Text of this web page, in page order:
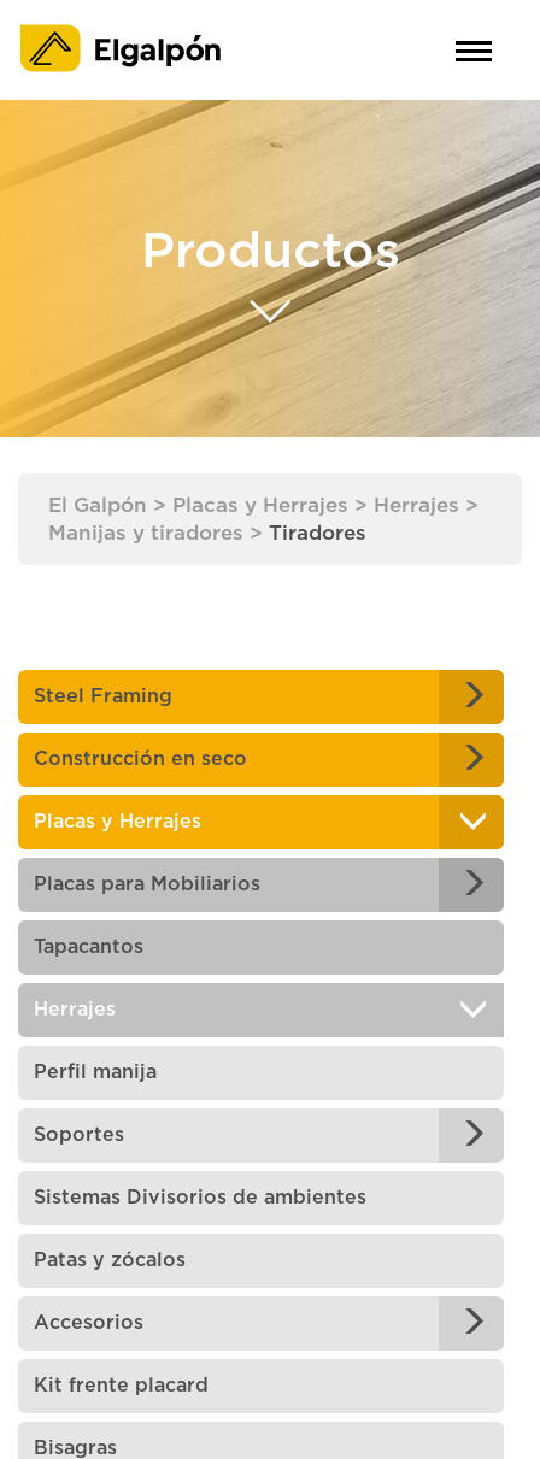
Productos
El Galpón > Placas y Herrajes > Herrajes >
Manijas y tiradores > Tiradores
Steel Framing
Construcción en seco
Placas y Herrajes
Placas para Mobiliarios
Tapacantos
Herrajes
Perfil manija
Soportes
Sistemas Divisorios de ambientes
Patas y zócalos
Accesorios
Kit frente placard
Bisagras